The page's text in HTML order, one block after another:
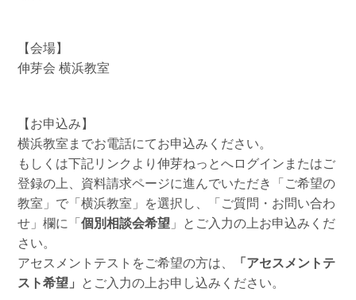
【会場】
伸芽会 横浜教室
【お申込み】
横浜教室までお電話にてお申込みください。
もしくは下記リンクより伸芽ねっとへログインまたはご
登録の上、資料請求ページに進んでいただき「ご希望の
教室」で「横浜教室」を選択し、「ご質問・お問い合わ
せ」欄に「 個別相談会希望」とご入力の上お申込みくだ
さい。
アセスメントテストをご希望の方は、
「アセスメントテ
スト希望」
とご入力の上お申し込みください。